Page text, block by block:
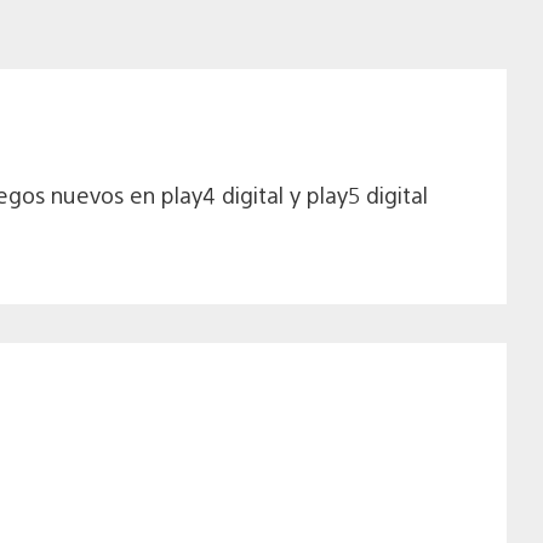
nuevos en play4 digital y play5 digital